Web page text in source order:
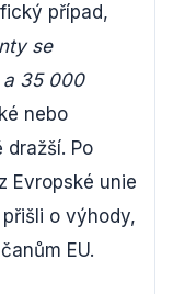
případ,
se
a 35 000
nebo
Po
Evropské unie
o výhody,
EU.